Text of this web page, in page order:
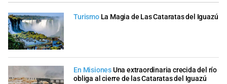
Turismo La Magia de Las Cataratas del Iguazú
En MisionesUna extraordinaria crecida del río
obliga al cierre de las Cataratas del Iguazú